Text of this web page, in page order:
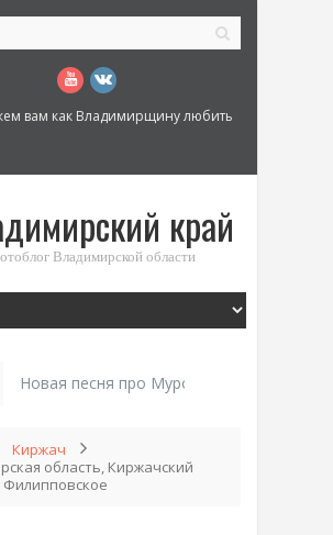
вам как Владимирщину любить
край
Владимирской области
Новая песня про Муром: «Былинный
Киржач
область, Киржачский
Филипповское